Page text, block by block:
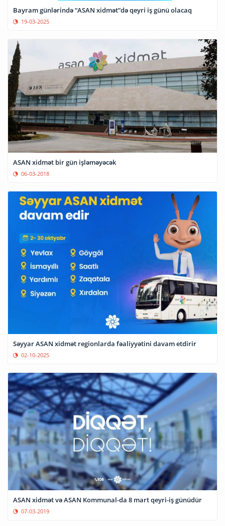
Bayram günlərində “ASAN xidmət”də qeyri iş günü olacaq
19-03-2025
ASAN xidmət bir gün işləməyəcək
06-03-2018
Səyyar ASAN xidmət regionlarda fəaliyyətini davam etdirir
02-10-2025
ASAN xidmət və ASAN Kommunal-da 8 mart qeyri-iş günüdür
07-03-2019